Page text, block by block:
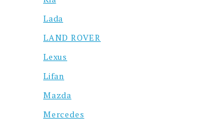
Lada
LAND ROVER
Lexus
Lifan
Mazda
Mercedes